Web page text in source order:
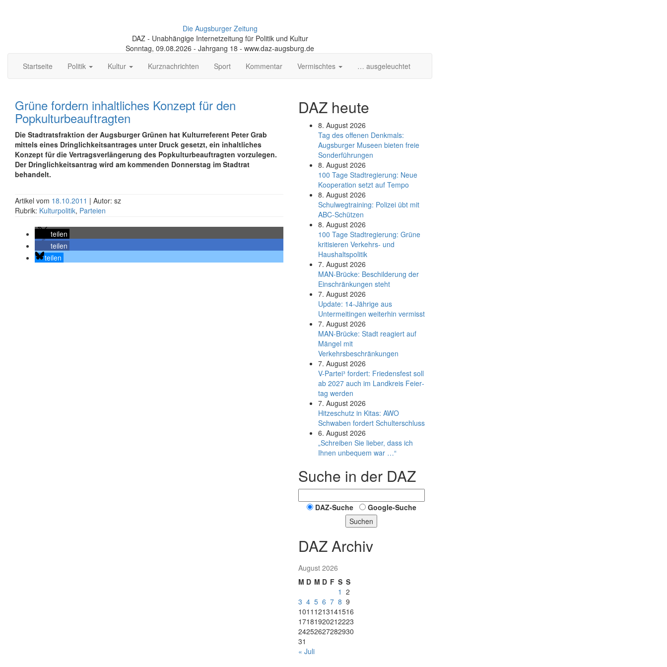
Die Augsburger Zeitung
DAZ - Unabhängige Internetzeitung für Politik und Kultur
Sonntag, 09.08.2026 - Jahrgang 18 - www.daz-augsburg.de
Startseite
Politik Kultur Kurznachrichten Sport Kommentar Vermischtes … ausgeleuchtet
Grüne fordern inhaltliches Konzept für den
Popkulturbeauftragten
Die Stadtratsfraktion der Augsburger Grünen hat Kulturreferent Peter Grab
mittels eines Dringlichkeitsantrages unter Druck gesetzt, ein inhaltliches
Konzept für die Vertragsverlängerung des Popkulturbeauftragten vorzulegen.
Der Dringlichkeitsantrag wird am kommenden Donnerstag im Stadtrat
behandelt.
Artikel vom 18.10.2011 | Autor: sz
Rubrik: Kulturpolitik, Parteien
teilen
teilen
teilen
DAZ heute
8. August 2026
Tag des offenen Denkmals:
Augsburger Museen bieten freie
Sonderführungen
8. August 2026
100 Tage Stadtregierung: Neue
Kooperation setzt auf Tempo
8. August 2026
Schul­weg­trai­ning: Poli­zei übt mit
ABC-Schüt­zen
8. August 2026
100 Tage Stadtregierung: Grüne
kritisieren Verkehrs- und
Haushaltspolitik
7. August 2026
MAN-Brücke: Beschilderung der
Einschränkungen steht
7. August 2026
Update: 14-Jährige aus
Untermeitingen weiterhin vermisst
7. August 2026
MAN-Brücke: Stadt reagiert auf
Mängel mit
Verkehrsbeschränkungen
7. August 2026
V-Partei­³ fordert: Friedens­fest soll
ab 2027 auch im Land­kreis Feier­
tag werden
7. August 2026
Hitzeschutz in Kitas: AWO
Schwaben fordert Schulterschluss
6. August 2026
„Schreiben Sie lieber, dass ich
Ihnen unbequem war …“
Suche in der DAZ
DAZ-Suche
Google-Suche
Suchen
DAZ Archiv
August 2026
M D M D F S S
1 2
3 4 5 6 7 8 9
1011 1213141516
17181920212223
24252627282930
31
« Juli